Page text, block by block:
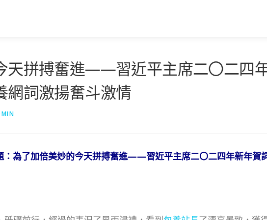
天拼搏奮進——習近平主席二〇二四
網詞激揚奮斗激情
：為了加倍美妙的今天拼搏奮進——習近平主席二〇二四年新年賀